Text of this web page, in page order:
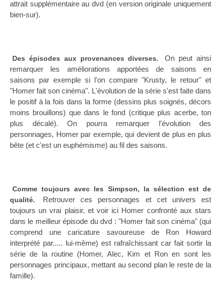
attrait supplémentaire au dvd (en version originale uniquement
bien-sur).
Des épisodes aux provenances diverses.
On peut ainsi
remarquer les améliorations apportées de saisons en
saisons par exemple si l'on compare "Krusty, le retour" et
"Homer fait son cinéma". L'évolution de la série s'est faite dans
le positif à la fois dans la forme (dessins plus soignés, décors
moins brouillons) que dans le fond (critique plus acerbe, ton
plus décalé). On pourra remarquer l'évolution des
personnages, Homer par exemple, qui devient de plus en plus
bête (et c'est un euphémisme) au fil des saisons.
Comme toujours avec les Simpson, la sélection est de
qualité.
Retrouver ces personnages et cet univers est
toujours un vrai plaisir, et voir ici Homer confronté aux stars
dans le meilleur épisode du dvd : "Homer fait son cinéma" (qui
comprend une caricature savoureuse de Ron Howard
interprété par..... lui-même) est rafraîchissant car fait sortir la
série de la routine (Homer, Alec, Kim et Ron en sont les
personnages principaux, mettant au second plan le reste de la
famille).